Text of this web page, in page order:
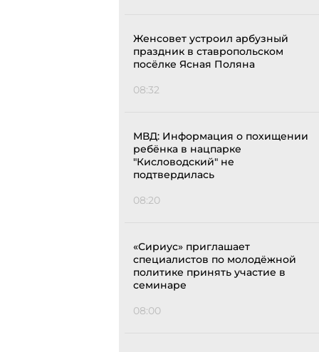
Женсовет устроил арбузный
праздник в ставропольском
посёлке Ясная Поляна
08:32
МВД: Информация о похищении
ребёнка в нацпарке
"Кисловодский" не
подтвердилась
08:20
«Сириус» приглашает
специалистов по молодёжной
политике принять участие в
семинаре
08:00